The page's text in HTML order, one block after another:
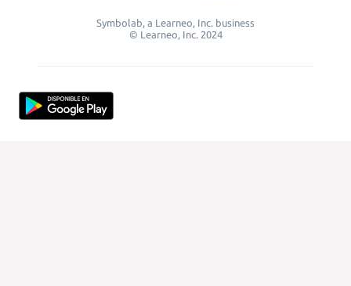
Symbolab, a Learneo, Inc. business
© Learneo, Inc. 2024